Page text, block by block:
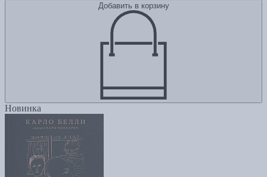
Добавить в корзину
Новинка